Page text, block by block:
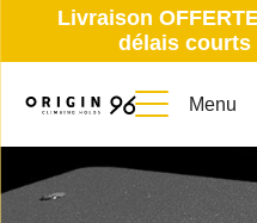
Livraison
délais courts
Menu